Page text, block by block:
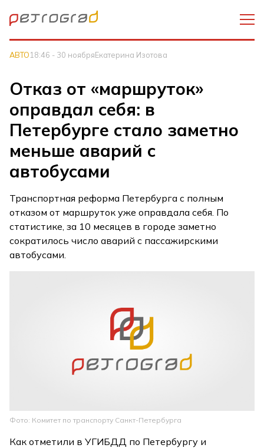
АВТО18:46 - 30 ноябряЕкатерина Изотова
Отказ от «маршруток»
оправдал себя: в
Петербурге стало заметно
меньше аварий с
автобусами
Транспортная реформа Петербурга с полным
отказом от маршруток уже оправдала себя. По
статистике, за 10 месяцев в городе заметно
сократилось число аварий с пассажирскими
автобусами.
Фото: Комитет по транспорту Санкт-Петербурга
Как отметили в УГИБДД по Петербургу и